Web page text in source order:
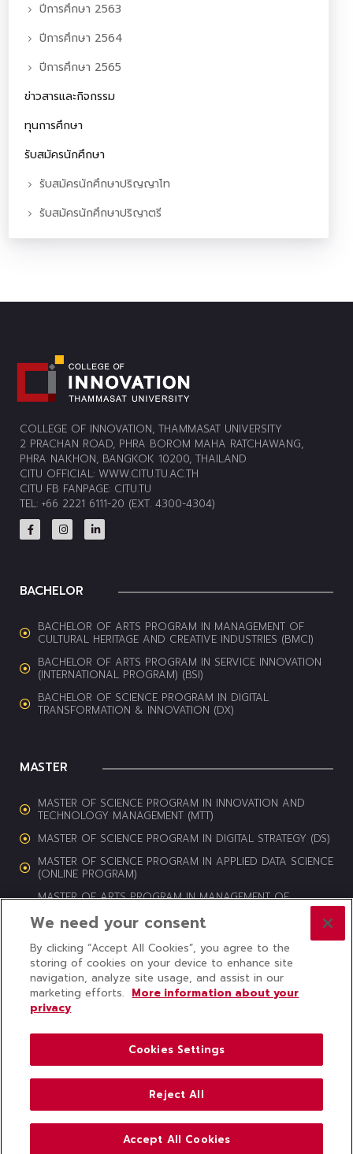
ปีการศึกษา 2563
ปีการศึกษา 2564
ปีการศึกษา 2565
ข่าวสารและกิจกรรม
ทุนการศึกษา
รับสมัครนักศึกษา
รับสมัครนักศึกษาปริญญาโท
รับสมัครนักศึกษาปริญาตรี
COLLEGE OF INNOVATION, THAMMASAT UNIVERSITY
2 PRACHAN ROAD, PHRA BOROM MAHA RATCHAWANG,
PHRA NAKHON, BANGKOK 10200, THAILAND
CITU OFFICIAL: WWW.CITU.TU.AC.TH
CITU FB FANPAGE: CITU.TU
TEL: +66 2221 6111-20 (EXT. 4300-4304)
BACHELOR
BACHELOR OF ARTS PROGRAM IN MANAGEMENT OF
CULTURAL HERITAGE AND CREATIVE INDUSTRIES (BMCI)
BACHELOR OF ARTS PROGRAM IN SERVICE INNOVATION
(INTERNATIONAL PROGRAM) (BSI)
BACHELOR OF SCIENCE PROGRAM IN DIGITAL
TRANSFORMATION & INNOVATION (DX)
MASTER
MASTER OF SCIENCE PROGRAM IN INNOVATION AND
TECHNOLOGY MANAGEMENT (MTT)
MASTER OF SCIENCE PROGRAM IN DIGITAL STRATEGY (DS)
MASTER OF SCIENCE PROGRAM IN APPLIED DATA SCIENCE
(ONLINE PROGRAM)
MASTER OF ARTS PROGRAM IN MANAGEMENT OF
© 2024 COLLEGE OF INNOVATION, THAMMASAT UNIVERSITY ALL
RIGHTS RESERVED
Subscribe to CITU News
We need your consent
By clicking “Accept All Cookies”, you agree to the
storing of cookies on your device to enhance site
navigation, analyze site usage, and assist in our
marketing efforts. More information about your
privacy
Cookies Settings
Reject All
Accept All Cookies